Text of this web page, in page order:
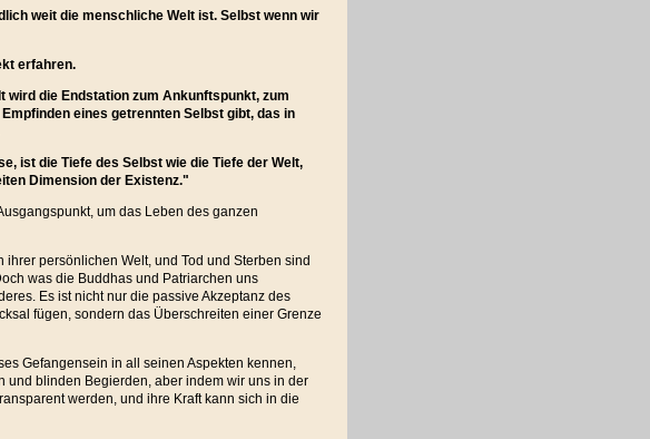
weit die menschliche Welt ist. Selbst wenn wir
erfahren.
wird die Endstation zum Ankunftspunkt, zum
eines getrennten Selbst gibt, das in
ist die Tiefe des Selbst wie die Tiefe der Welt,
Dimension der Existenz."
um das Leben des ganzen
ihrer persönlichen Welt, und Tod und Sterben sind
was die Buddhas und Patriarchen uns
Es ist nicht nur die passive Akzeptanz des
fügen, sondern das Überschreiten einer Grenze
Gefangensein in all seinen Aspekten kennen,
und blinden Begierden, aber indem wir uns in der
werden, und ihre Kraft kann sich in die